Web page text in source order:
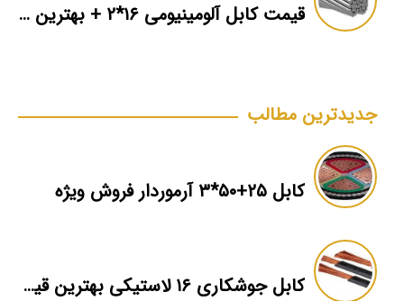
قیمت کابل آلومینیومی ۱۶*۲ + بهترین برند بازار + اطلاعات فنی
جدیدترین مطالب
کابل ۲۵+۵۰*۳ آرموردار فروش ویژه
کابل جوشکاری ۱۶ لاستیکی بهترین قیمت